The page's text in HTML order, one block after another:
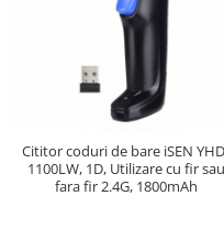
Cititor coduri de bare iSEN
1100LW, 1D, Utilizare cu fir sau
fara fir 2.4G, 1800mAh